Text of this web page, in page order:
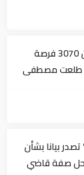
مصر: الإعلان عن 3070 فرصة
طلعت مصطفى
بيانا بشأن
صفة قاضي